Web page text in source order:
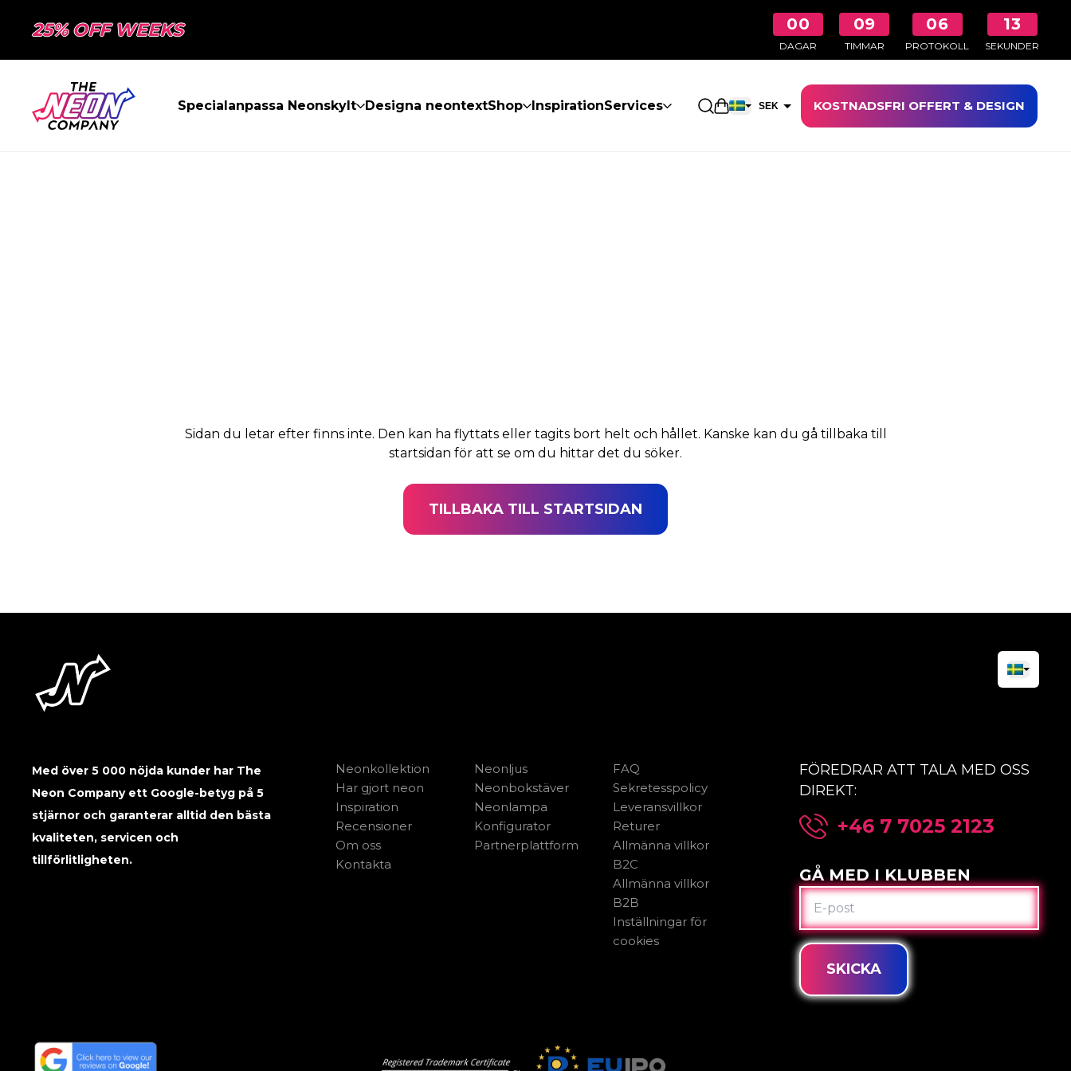
25% OFF WEEKS 00
DAGAR
09
TIMMAR
06
PROTOKOLL
13
SEKUNDER
Specialanpassa Neonskylt Designa neontextShop InspirationServices Öppna kundkorgen
SEK KOSTNADSFRI OFFERT & DESIGN
Sidan du letar efter finns inte. Den kan ha flyttats eller tagits bort helt och hållet. Kanske kan du gå tillbaka till
startsidan för att se om du hittar det du söker.
TILLBAKA TILL STARTSIDAN
Med över 5 000 nöjda kunder har The
Neon Company ett Google-betyg på 5
stjärnor och garanterar alltid den bästa
kvaliteten, servicen och
tillförlitligheten.
Neonkollektion
Har gjort neon
Inspiration
Recensioner
Om oss
Kontakta
Neonljus
Neonbokstäver
Neonlampa
Konfigurator
Partnerplattform
FAQ
Sekretesspolicy
Leveransvillkor
Returer
Allmänna villkor
B2C
Allmänna villkor
B2B
Inställningar för
cookies
FÖREDRAR ATT TALA MED OSS
DIREKT:
+46 7 7025 2123
GÅ MED I KLUBBEN
E-
POST
SKICKA